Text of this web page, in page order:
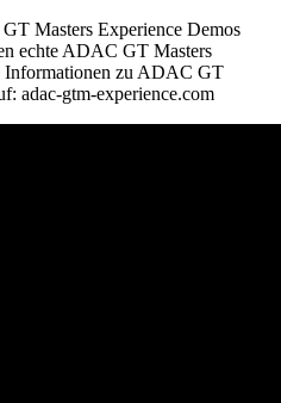
Masters Experience Demos
echte ADAC GT Masters
Informationen zu ADAC GT
adac-gtm-experience.com